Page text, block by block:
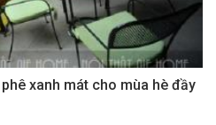
xanh mát cho mùa hè đầy